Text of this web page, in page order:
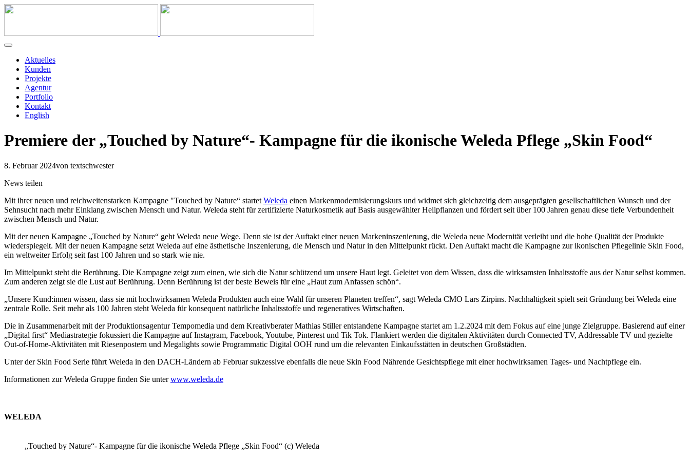
Aktuelles
Kunden
Projekte
Agentur
Portfolio
Kontakt
English
Premiere der „Touched by Nature“- Kampagne für die ikonische Weleda Pflege „Skin Food“
8. Februar 2024von textschwester
News teilen
Mit ihrer neuen und reichweitenstarken Kampagne "Touched by Nature“ startet Weleda einen Markenmodernisierungskurs und widmet sich gleichzeitig dem ausgeprägten gesellschaftlichen Wunsch und der
Sehnsucht nach mehr Einklang zwischen Mensch und Natur. Weleda steht für zertifizierte Naturkosmetik auf Basis ausgewählter Heilpflanzen und fördert seit über 100 Jahren genau diese tiefe Verbundenheit
zwischen Mensch und Natur.
Mit der neuen Kampagne „Touched by Nature“ geht Weleda neue Wege. Denn sie ist der Auftakt einer neuen Markeninszenierung, die Weleda neue Modernität verleiht und die hohe Qualität der Produkte
wiederspiegelt. Mit der neuen Kampagne setzt Weleda auf eine ästhetische Inszenierung, die Mensch und Natur in den Mittelpunkt rückt. Den Auftakt macht die Kampagne zur ikonischen Pflegelinie Skin Food,
ein weltweiter Erfolg seit fast 100 Jahren und so stark wie nie.
Im Mittelpunkt steht die Berührung. Die Kampagne zeigt zum einen, wie sich die Natur schützend um unsere Haut legt. Geleitet von dem Wissen, dass die wirksamsten Inhaltsstoffe aus der Natur selbst kommen.
Zum anderen zeigt sie die Lust auf Berührung. Denn Berührung ist der beste Beweis für eine „Haut zum Anfassen schön“.
„Unsere Kund:innen wissen, dass sie mit hochwirksamen Weleda Produkten auch eine Wahl für unseren Planeten treffen“, sagt Weleda CMO Lars Zirpins. Nachhaltigkeit spielt seit Gründung bei Weleda eine
zentrale Rolle. Seit mehr als 100 Jahren steht Weleda für konsequent natürliche Inhaltsstoffe und regeneratives Wirtschaften.
Die in Zusammenarbeit mit der Produktionsagentur Tempomedia und dem Kreativberater Mathias Stiller entstandene Kampagne startet am 1.2.2024 mit dem Fokus auf eine junge Zielgruppe. Basierend auf einer
„Digital first“ Mediastrategie fokussiert die Kampagne auf Instagram, Facebook, Youtube, Pinterest und Tik Tok. Flankiert werden die digitalen Aktivitäten durch Connected TV, Addressable TV und gezielte
Out-of-Home-Aktivitäten mit Riesenpostern und Megalights sowie Programmatic Digital OOH rund um die relevanten Einkaufsstätten in deutschen Großstädten.
Unter der Skin Food Serie führt Weleda in den DACH-Ländern ab Februar sukzessive ebenfalls die neue Skin Food Nährende Gesichtspflege mit einer hochwirksamen Tages- und Nachtpflege ein.
Informationen zur Weleda Gruppe finden Sie unterwww.weleda.de
WELEDA
„Touched by Nature“- Kampagne für die ikonische Weleda Pflege „Skin Food“ (c) Weleda